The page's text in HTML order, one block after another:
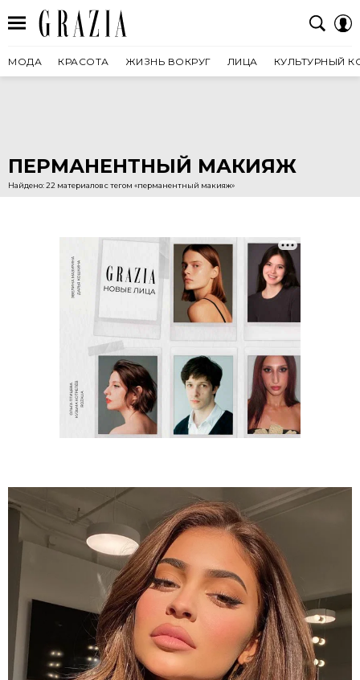
МОДА КРАСОТА ЖИЗНЬ ВОКРУГ ЛИЦА КУЛЬТУРНЫЙ
ПЕРМАНЕНТНЫЙ МАКИЯЖ
Найдено: 22 материалов с тегом «перманентный макияж»